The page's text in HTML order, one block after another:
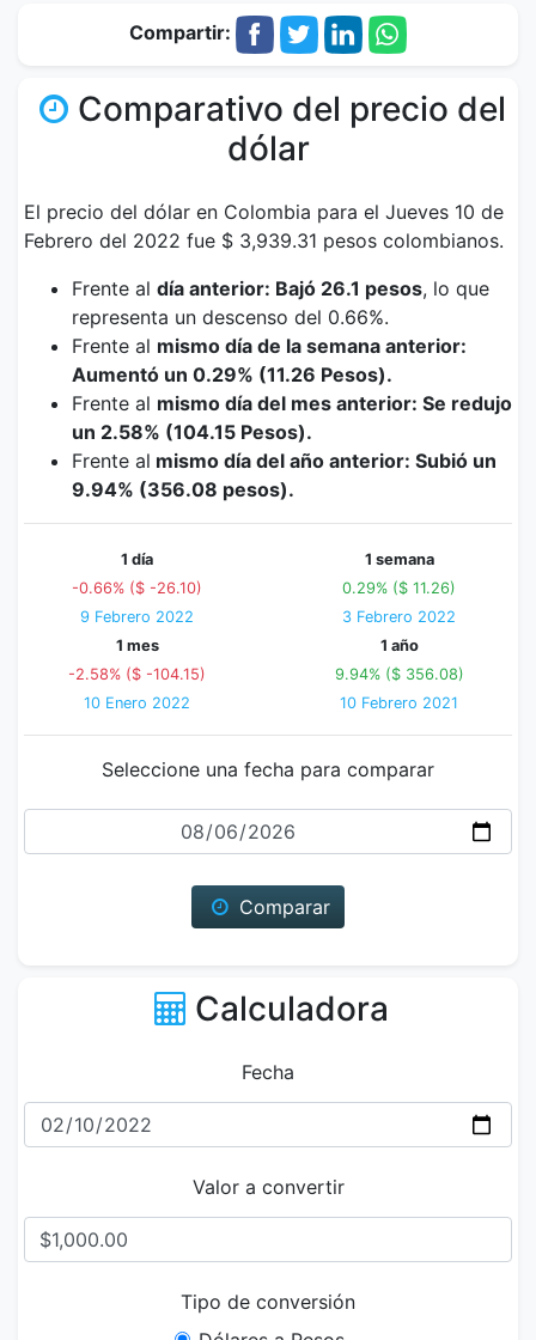
Compartir:
Comparativo del precio del
dólar
El precio del dólar en Colombia para el Jueves 10 de
Febrero del 2022 fue $ 3,939.31 pesos colombianos.
Frente al día anterior: Bajó 26.1 pesos, lo que
representa un descenso del 0.66%.
Frente al mismo día de la semana anterior:
Aumentó un 0.29% (11.26 Pesos).
Frente al mismo día del mes anterior: Se redujo
un 2.58% (104.15 Pesos).
Frente al mismo día del año anterior: Subió un
9.94% (356.08 pesos).
1 día
-0.66% ($ -26.10)
9 Febrero 2022
1 semana
0.29% ($ 11.26)
3 Febrero 2022
1 mes
-2.58% ($ -104.15)
10 Enero 2022
1 año
9.94% ($ 356.08)
10 Febrero 2021
Seleccione una fecha para comparar
Fecha
Comparar
Calculadora
Fecha
Valor a convertir
Tipo de conversión